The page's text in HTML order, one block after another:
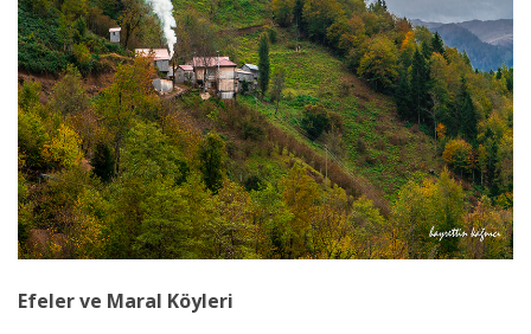
Efeler ve Maral Köyleri